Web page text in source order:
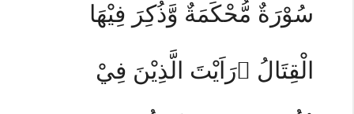
سُوْرَةٌ مُّحْكَمَةٌ وَّذُكِرَ فِيْهَا
الْقِتَالُ ۙرَاَيْتَ الَّذِيْنَ فِيْ